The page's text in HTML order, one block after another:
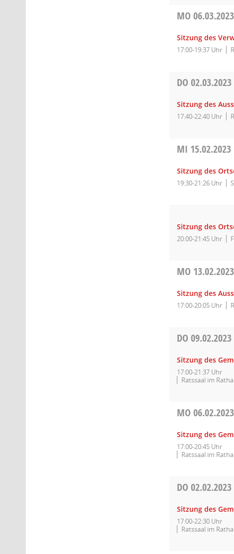
MO06.03.2023
Sitzung des
17:00-19:37 Uhr
DO02.03.2023
Sitzung des
17:40-22:40 Uhr
MI 15.02.2023
Sitzung des
19:30-21:26 Uhr
Sitzung des
20:00-21:45 Uhr
MO 13.02.2023
Sitzung des
17:00-20:05 Uhr
DO09.02.2023
Sitzung des
17:00-21:37 Uhr
Ratssaal im
MO06.02.2023
Sitzung des
17:00-20:45 Uhr
Ratssaal im
DO02.02.2023
Sitzung des
17:00-22:30 Uhr
Ratssaal im